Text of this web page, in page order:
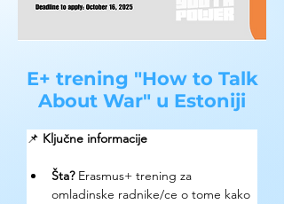
E+ trening "How to Talk
About War" u Estoniji
📌 Ključne informacije
Šta? Erasmus+ trening za
omladinske radnike/ce o tome kako